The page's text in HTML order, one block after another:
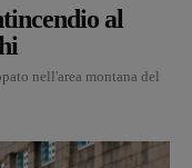
al
nell'area montana del